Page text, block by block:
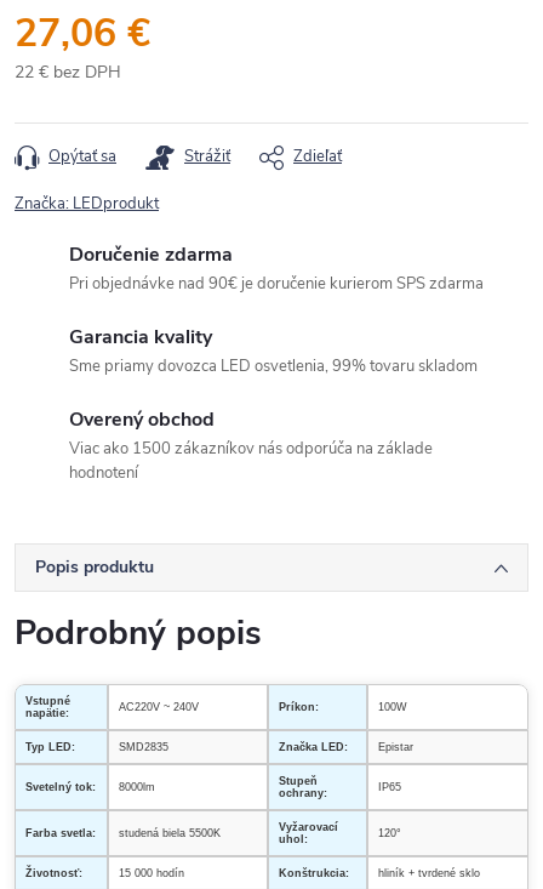
27,06 €
22 € bez DPH
Opýtať sa Strážiť Zdieľať
Značka: LEDprodukt
Doručenie zdarma
Pri objednávke nad 90€ je doručenie kurierom SPS zdarma
Garancia kvality
Sme priamy dovozca LED osvetlenia, 99% tovaru skladom
Overený obchod
Viac ako 1500 zákazníkov nás odporúča na základe
hodnotení
Popis produktu
Podrobný popis
Vstupné
napätie:
AC220V ~ 240V Príkon: 100W
Typ LED: SMD2835 Značka LED: Epistar
Svetelný tok: 8000lm
Stupeň
ochrany:
IP65
Farba svetla: studená biela 5500K
Vyžarovací
uhol:
120°
Životnosť: 15 000 hodín Konštrukcia: hliník + tvrdené sklo